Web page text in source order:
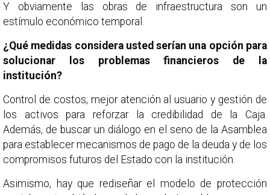
Y obviamente las obras de infraestructura son un
estímulo económico temporal.
¿Qué medidas considera usted serían una opción para
solucionar los problemas financieros de la
institución?
Control de costos, mejor atención al usuario y gestión de
los activos para reforzar la credibilidad de la Caja.
Además, de buscar un diálogo en el seno de la Asamblea
para establecer mecanismos de pago de la deuda y de los
compromisos futuros del Estado con la institución.
Asimismo, hay que rediseñar el modelo de protección